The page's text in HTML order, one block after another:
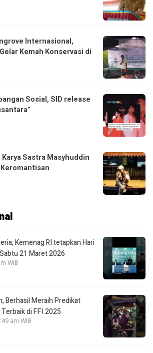
Internasional,
Kemah Konservasi di
Sosial, SID release
Sastra Masyhuddin
Kemenag RI tetapkan Hari
21 Maret 2026
WIB
Berhasil Meraih Predikat
di FFI 2025
am WIB